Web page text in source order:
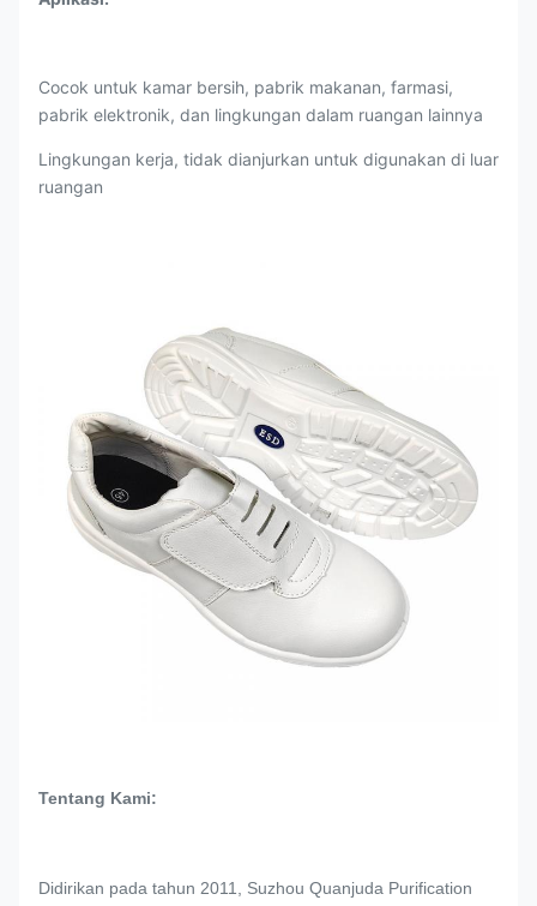
Cocok untuk kamar bersih, pabrik makanan, farmasi,
pabrik elektronik, dan lingkungan dalam ruangan lainnya
Lingkungan kerja, tidak dianjurkan untuk digunakan di luar
ruangan
Tentang Kami:
Didirikan pada tahun 2011, Suzhou Quanjuda Purification